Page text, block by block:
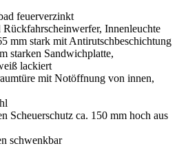
feuerverzinkt
Innenleuchte
mm stark mit Antirutschbeschichtung
starken Sandwichplatte,
lackiert
mit Notöffnung von innen,
Scheuerschutz ca. 150 mm hoch aus
schwenkbar